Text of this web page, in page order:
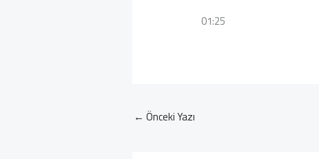
01:25
← Önceki Yazı